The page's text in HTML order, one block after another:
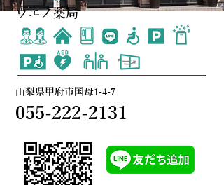
ウエノ薬局
山梨県甲府市国母1-4-7
055-222-2131